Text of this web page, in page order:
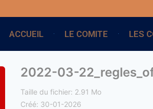
ACCUEIL LE COMITE LES
2022-03-
Taille du fichier: 2.91 Mo
Créé: 30-01-2026